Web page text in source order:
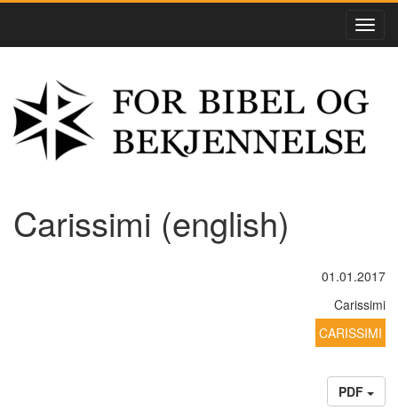
Carissimi (english)
01.01.2017
Carissimi
CARISSIMI
PDF